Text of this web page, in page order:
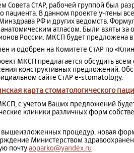
Совета СтАР, рабочей группой был
пациента. В данном проекте учтены
РФ и других ведомств.
атласом. Были взяты
России. МКСП будет предложена
и одобрен на Комитете СтАР по
МКСП предлагается обсудить
конструктивных предложений.
сайте СтАР e-stomatology.
карта стоматологического
с учетом Ваших предложений
клиники различных форм
процедур, новая
Министерством
почтуaoparko@yandex.ru